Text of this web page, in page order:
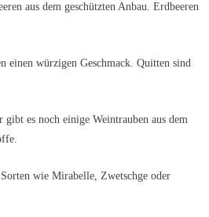
aus dem geschützten Anbau. Erdbeeren
einen würzigen Geschmack. Quitten sind
es noch einige Weintrauben aus dem
wie Mirabelle, Zwetschge oder